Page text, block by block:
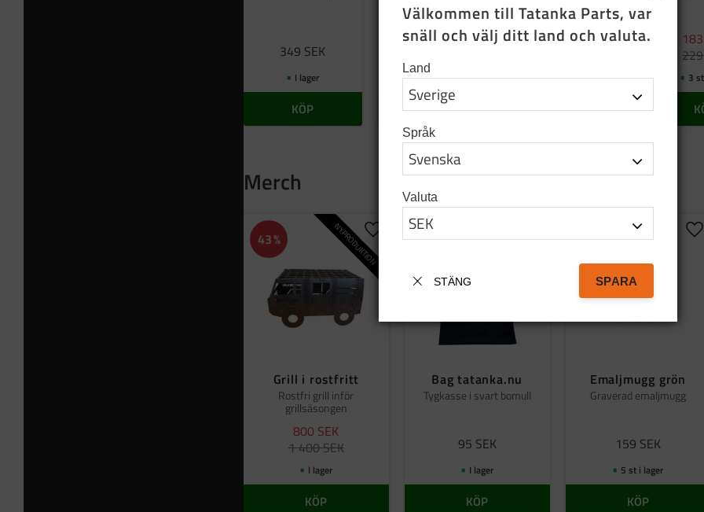
349 SEK
I lager
KÖP
2 st i lager
INFO
I lager
KÖP
183
229
3
Merch
Grill i rostfritt
Rostfri grill inför
grillsäsongen
800 SEK
1 400SEK
43% NYPRODUKTIONLägg till i favoriter
I lager
KÖP
Bag tatanka.nu
Tygkasse i svart bomull
95 SEK
Lägg till i favoriter
I lager
KÖP
Emaljmugg grön
Graverad emaljmugg
159 SEK
5 st i lager
KÖP
Välkommen till Tatanka Parts, var
snäll och välj ditt land och valuta.
Land
Språk
Valuta
STÄNG SPARA